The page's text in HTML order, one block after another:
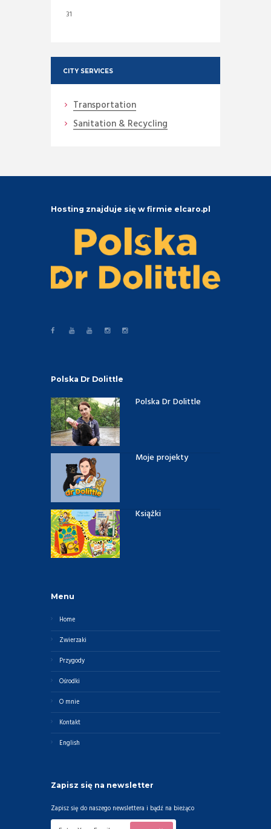
31
CITY SERVICES
Transportation
Sanitation & Recycling
Hosting znajduje się w firmie elcaro.pl
Polska Dr Dolittle
Polska Dr Dolittle
Moje projekty
Książki
Menu
Home
Zwierzaki
Przygody
Ośrodki
O mnie
Kontakt
English
Zapisz się na newsletter
Zapisz się do naszego newslettera i bądź na bieżąco